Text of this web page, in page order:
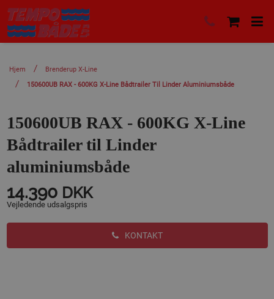
Hjem
Brenderup X-Line
150600UB RAX - 600KG X-Line Bådtrailer Til Linder Aluminiumsbåde
KONTAKT
150600UB RAX - 600KG X-Line
Bådtrailer til Linder
aluminiumsbåde
14.390 DKK
Vejledende udsalgspris